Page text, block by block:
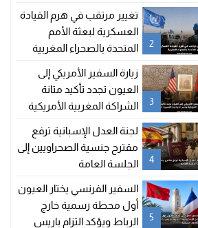
2
تغيير مرتقب في هرم القيادة
العسكرية لبعثة الأمم
المتحدة بالصحراء المغربية
3
زيارة السفير الأمريكي إلى
العيون تجدد تأكيد متانة
الشراكة المغربية الأمريكية
بالأقاليم الجنوبية
4
لجنة العدل الإسبانية ترفع
مقترح جنسية الصحراويين إلى
الجلسة العامة
5
السفير الفرنسي يختار العيون
أول محطة رسمية خارج
الرباط ويؤكد التزام باريس